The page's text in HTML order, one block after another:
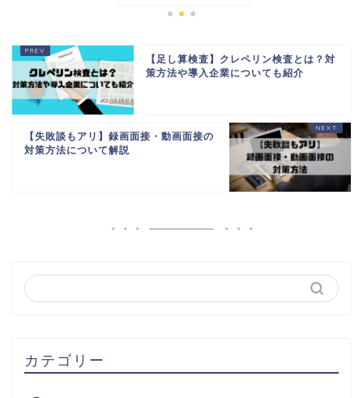
【足し算検査】クレペリン検査とは？対
策方法や導入企業についても紹介
【失敗談もアリ】録画面接・動画面接の
対策方法について解説
カテゴリー